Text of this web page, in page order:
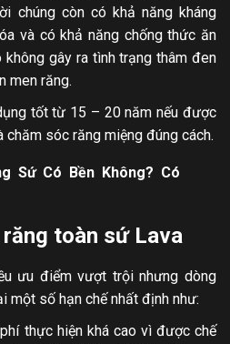
chúng còn có khả năng kháng
và có khả năng chống thức ăn
gây ra tình trạng thâm đen
men răng.
tốt từ 15 – 20 năm nếu được
chăm sóc răng miệng đúng cách.
Sứ Có Bền Không? Có
toàn sứ Lava
ưu điểm vượt trội nhưng dòng
một số hạn chế nhất định như:
thực hiện khá cao vì được chế